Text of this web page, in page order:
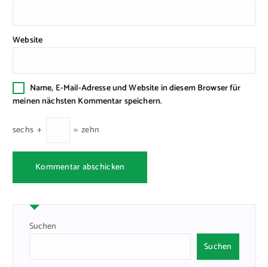
Website
Name, E-Mail-Adresse und Website in diesem Browser für
meinen nächsten Kommentar speichern.
sechs + = zehn
Suchen
Suchen